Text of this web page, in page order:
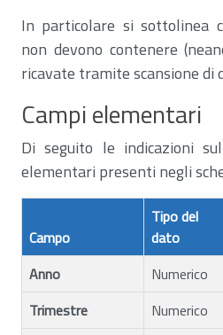
In particolare si sottolinea
non devono contenere
ricavate tramite scansione di
Campi elementari
Di seguito le indicazioni
elementari presenti negli
Campo
Tipo del
dato
Anno
Numerico
Trimestre
Numerico